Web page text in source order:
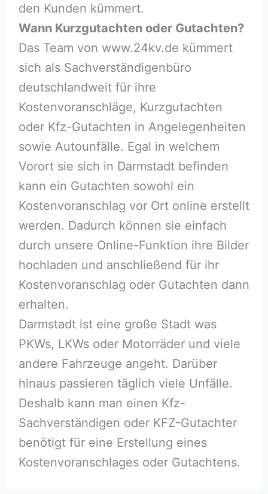
den Kunden kümmert.
Wann Kurzgutachten oder Gutachten?
Das Team von www.24kv.de kümmert
sich als Sachverständigenbüro
deutschlandweit für ihre
Kostenvoranschläge, Kurzgutachten
oder Kfz-Gutachten in Angelegenheiten
sowie Autounfälle. Egal in welchem
Vorort sie sich in Darmstadt befinden
kann ein Gutachten sowohl ein
Kostenvoranschlag vor Ort online erstellt
werden. Dadurch können sie einfach
durch unsere Online-Funktion ihre Bilder
hochladen und anschließend für ihr
Kostenvoranschlag oder Gutachten dann
erhalten.
Darmstadt ist eine große Stadt was
PKWs, LKWs oder Motorräder und viele
andere Fahrzeuge angeht. Darüber
hinaus passieren täglich viele Unfälle.
Deshalb kann man einen Kfz-
Sachverständigen oder KFZ-Gutachter
benötigt für eine Erstellung eines
Kostenvoranschlages oder Gutachtens.